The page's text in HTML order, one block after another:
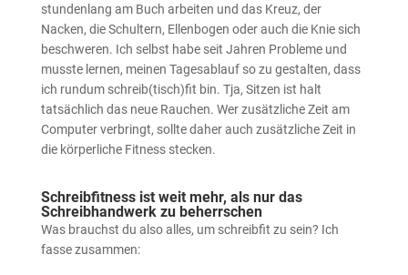
stundenlang am Buch arbeiten und das Kreuz, der
Nacken, die Schultern, Ellenbogen oder auch die Knie sich
beschweren. Ich selbst habe seit Jahren Probleme und
musste lernen, meinen Tagesablauf so zu gestalten, dass
ich rundum schreib(tisch)fit bin. Tja, Sitzen ist halt
tatsächlich das neue Rauchen. Wer zusätzliche Zeit am
Computer verbringt, sollte daher auch zusätzliche Zeit in
die körperliche Fitness stecken.
Schreibfitness ist weit mehr, als nur das
Schreibhandwerk zu beherrschen
Was brauchst du also alles, um schreibfit zu sein? Ich
fasse zusammen: